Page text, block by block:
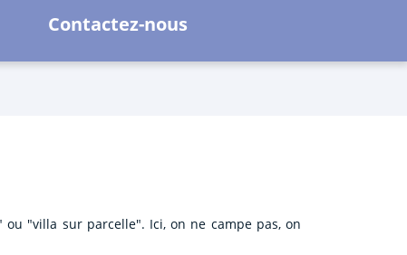
Contactez-nous
ou "villa sur parcelle". Ici, on ne campe pas, on